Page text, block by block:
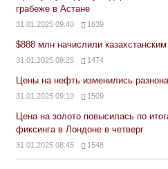
грабеже в Астане
31.01.2025 09:40 1639
$888 млн начислили
31.01.2025 09:25 1474
Цены на нефть изменились
31.01.2025 09:10 1509
Цена на золото повысилась по
фиксинга в Лондоне в четверг
31.01.2025 08:45 1548